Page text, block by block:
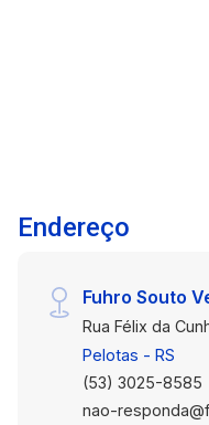
Endereço
Fuhro Souto
Rua Félix da
Pelotas - RS
(53) 3025-8585
nao-